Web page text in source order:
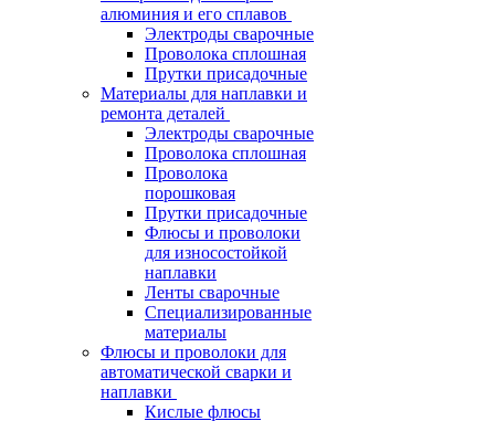
алюминия и его сплавов
Электроды сварочные
Проволока сплошная
Прутки присадочные
Материалы для наплавки и
ремонта деталей
Электроды сварочные
Проволока сплошная
Проволока
порошковая
Прутки присадочные
Флюсы и проволоки
для износостойкой
наплавки
Ленты сварочные
Специализированные
материалы
Флюсы и проволоки для
автоматической сварки и
наплавки
Кислые флюсы